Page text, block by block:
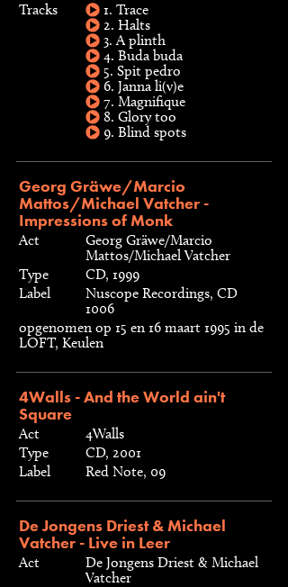
Tracks
1. Trace
2. Halts
3. A plinth
4. Buda buda
5. Spit pedro
6. Janna li(v)e
7. Magnifique
8. Glory too
9. Blind spots
Georg Gräwe/Marcio
Mattos/Michael Vatcher -
Impressions of Monk
Act
Georg Gräwe/Marcio
Mattos/Michael Vatcher
Type
CD, 1999
Label
Nuscope Recordings, CD
1006
opgenomen op 15 en 16 maart 1995 in de
LOFT, Keulen
4Walls - And the World ain't
Square
Act
4Walls
Type
CD, 2001
Label
Red Note, 09
De Jongens Driest & Michael
Vatcher - Live in Leer
Act
De Jongens Driest & Michael
Vatcher